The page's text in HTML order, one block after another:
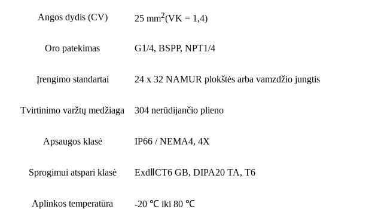
Angos dydis (CV) 25 mm2(VK = 1,4)
Oro patekimas G1/4, BSPP, NPT1/4
Įrengimo standartai 24 x 32 NAMUR plokštės arba vamzdžio jungtis
Tvirtinimo varžtų medžiaga 304 nerūdijančio plieno
Apsaugos klasė IP66 / NEMA4, 4X
Sprogimui atspari klasė ExdⅡCT6 GB, DIPA20 TA, T6
Aplinkos temperatūra -20 ℃ iki 80 ℃